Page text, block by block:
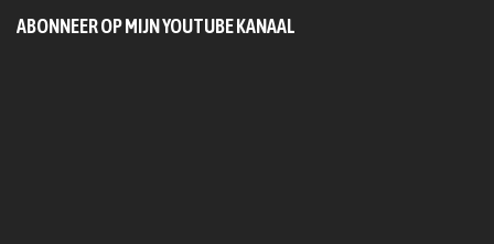
ABONNEER OP MIJN YOUTUBE KANAAL